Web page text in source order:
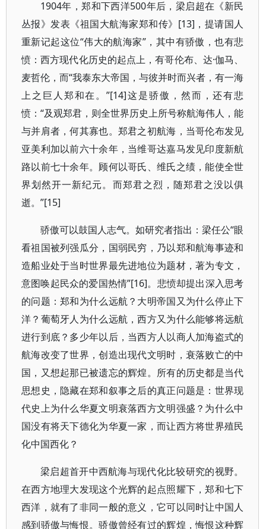
1904年，郑和下西洋500年后，梁启超在《新民
丛报》发表《祖国大航海家郑和传》[13]，提请国人
重新记起这位“伟大的航海家”，其中有骄傲，也有悲
愤：西方现代化历史的起点上，有哥伦布、达·伽马、
麦哲伦，而“我泰东大帝国，与彼并时而兴者，有一海
上之巨人郑和在。”[14]这是骄傲，然而，还有悲
愤：“及观郑君，则全世界历史上所号称航海伟人，能
与并肩者，何其寡也。郑君之初航海，当哥伦布发见
亚美利加以前六十余年，当维哥达嘉马发见印度新航
路以前七十余年。顾何以哥氏、维氏之绩，能使全世
界划然开一新纪元。而郑君之烈，随郑君之没以俱
逝。”[15]
骄傲可以鼓国人志气。如研究者指出：梁任公“眼
看祖国被列强瓜分，国弱民穷，乃以郑和航海事迹和
造船业处于当时世界最先进地位为题材，著为专文，
意图唤起民众的爱国热情”[16]。悲愤却提出深入思考
的问题：郑和为什么远航？大明帝国又为什么停止下
洋？葡萄牙人为什么远航，西方又为什么能够将远航
进行到底？多少年以后，当西方人以商人加海盗式的
航海改变了世界，创造出现代文明时，衰落败亡的中
国，又想起那已被遗忘的辉煌。所有的历史都是当代
思想史，隐藏在郑和叙事之后的真正问题是：世界现
代史上为什么华夏文明衰落西方文明强盛？为什么中
国没有将天下德化为华夏一家，而让西方将世界殖民
化中国西化？
梁启超首开中西航海与现代化比较研究的视野。
在西方地理大发现这个光辉的起点照耀下，郑和七下
西洋，就有了非同一般的意义，它可以同时让中国人
感到骄傲与悔恨。骄傲曾经有过的辉煌，悔恨这种辉